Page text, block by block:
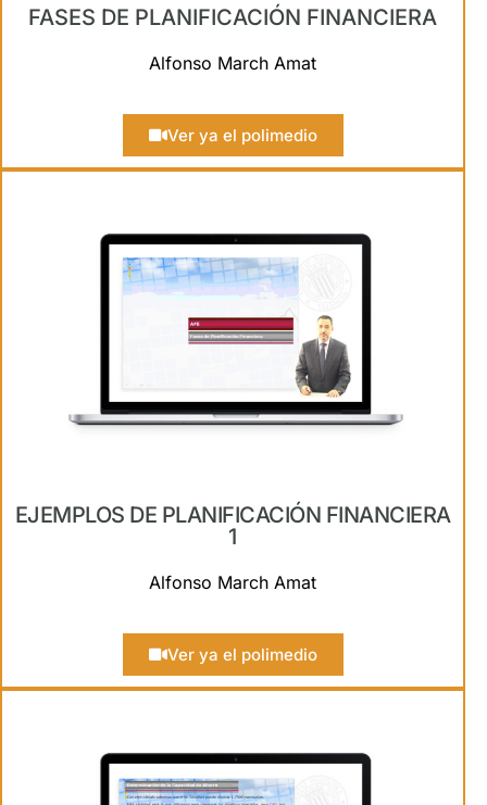
FASES DE PLANIFICACIÓN FINANCIERA
Alfonso March Amat
Ver ya el polimedio
EJEMPLOS DE PLANIFICACIÓN FINANCIERA
1
Alfonso March Amat
Ver ya el polimedio